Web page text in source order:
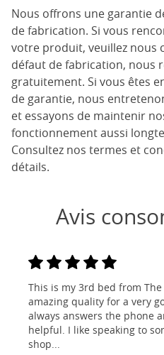
Nous offrons une garantie
de fabrication. Si vous
votre produit, veuillez nous
défaut de fabrication, nous
gratuitement. Si vous êtes
de garantie, nous
et essayons de maintenir
fonctionnement aussi
Consultez nos termes et
détails.
Avis
This is my 3rd bed from The
amazing quality for a very
always answers the phone
helpful. I like speaking to
shop...